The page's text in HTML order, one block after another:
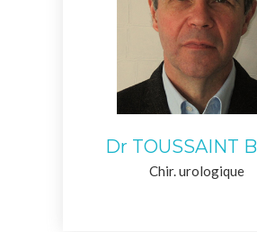
Dr TOUSSAINT
Chir. urologique